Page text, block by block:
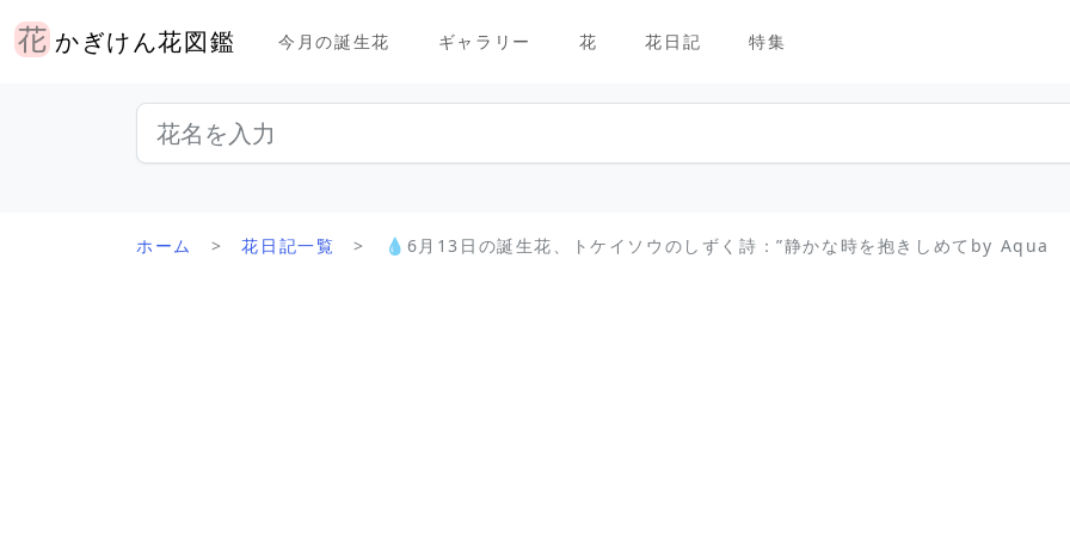
かぎけん花図鑑 今月の誕生花 ギャラリー 花 花日記 特集
ホーム 花日記一覧 💧6月13日の誕生花、トケイソウのしずく詩：”静かな時を抱きしめてby Aqua